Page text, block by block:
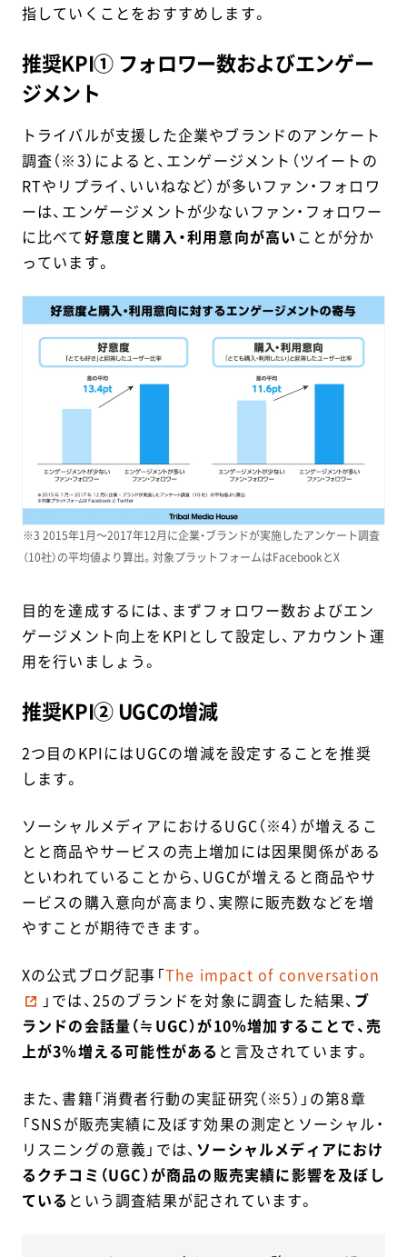
指していくことをおすすめします。
推奨KPI① フォロワー数およびエンゲー
ジメント
トライバルが支援した企業やブランドのアンケート
調査（※3）によると、エンゲージメント（ツイートの
RTやリプライ、いいねなど）が多いファン・フォロワ
ーは、エンゲージメントが少ないファン・フォロワー
に比べて好意度と購入・利用意向が高い ことが分か
っています。
※3 2015年1月～2017年12月に企業・ブランドが実施したアンケート調査
（10社）の平均値より算出。対象プラットフォームはFacebookとX
目的を達成するには、まずフォロワー数およびエン
ゲージメント向上をKPIとして設定し、アカウント運
用を行いましょう。
推奨KPI② UGCの増減
2つ目のKPIにはUGCの増減を設定することを推奨
します。
ソーシャルメディアにおけるUGC（※4）が増えるこ
とと商品やサービスの売上増加には因果関係がある
といわれていることから、UGCが増えると商品やサ
ービスの購入意向が高まり、実際に販売数などを増
やすことが期待できます。
Xの公式ブログ記事「The impact of conversation
」では、25のブランドを対象に調査した結果、 ブ
ランドの会話量（≒UGC）が10％増加することで、売
上が3％増える可能性がある と言及されています。
また、書籍「消費者行動の実証研究（※5）」の第8章
「SNSが販売実績に及ぼす効果の測定とソーシャル・
リスニングの意義」では、 ソーシャルメディアにおけ
るクチコミ（UGC）が商品の販売実績に影響を及ぼし
ている という調査結果が記されています。